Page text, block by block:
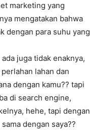
marketing yang
mengatakan bahwa
dengan para suhu yang
juga tidak enaknya,
lahan dan
dengan kamu?? tapi
di search engine,
hehe, tapi dengan
dengan saya??